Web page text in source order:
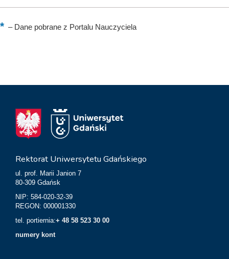
–Dane pobrane z Portalu Nauczyciela
Rektorat Uniwersytetu Gdańskiego
ul. prof. Marii Janion 7
80-309 Gdańsk
NIP: 584-020-32-39
REGON: 000001330
tel. portiernia:+ 48 58 523 30 00
numery kont